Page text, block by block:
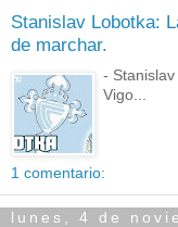
Stanislav Lobotka:
de marchar.
-
Vigo...
1 comentario:
lunes, 4 de